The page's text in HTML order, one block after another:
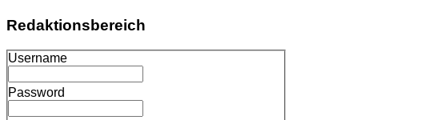
Redaktionsbereich
Username
Password